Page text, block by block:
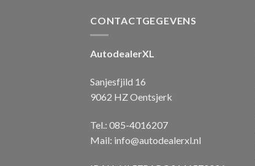
CONTACTGEGEVENS
AutodealerXL
Sanjesfjild 16
9062 HZ Oentsjerk
Tel.: 085-4016207
Mail: info@autodealerxl.nl